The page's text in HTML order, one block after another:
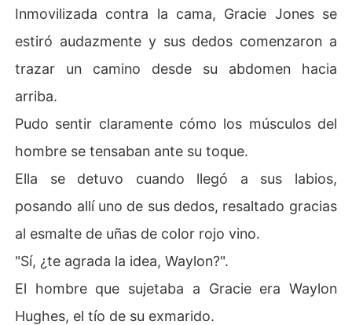
Inmovilizada contra la cama, Gracie Jones se
estiró audazmente y sus dedos comenzaron a
trazar un camino desde su abdomen hacia
arriba.
Pudo sentir claramente cómo los músculos del
hombre se tensaban ante su toque.
Ella se detuvo cuando llegó a sus labios,
posando allí uno de sus dedos, resaltado gracias
al esmalte de uñas de color rojo vino.
"Sí, ¿te agrada la idea, Waylon?".
El hombre que sujetaba a Gracie era Waylon
Hughes, el tío de su exmarido.